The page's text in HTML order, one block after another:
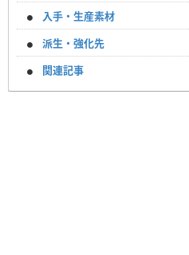
入手・生産素材
派生・強化先
関連記事